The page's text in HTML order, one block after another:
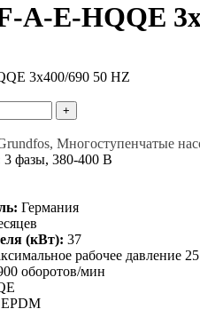
A-E-HQQE
+
Многоступенчатые
3 фазы, 380-400 В
Германия
(кВт): 37
рабочее давление
оборотов/мин
EPDM